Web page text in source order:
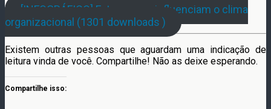
[INFOGRÁFICO] Fatores que influenciam o clima
organizacional (1301 downloads )
Existem outras pessoas que aguardam uma indicação de
leitura vinda de você. Compartilhe! Não as deixe esperando.
Compartilhe isso: